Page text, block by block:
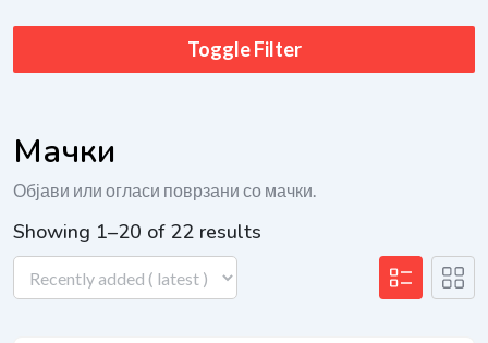
Мачки
Објави или огласи поврзани со мачки.
Showing 1–20 of 22 results
Toggle Filter